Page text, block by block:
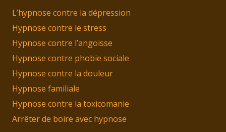
L’hypnose contre la dépression
Hypnose contre le stress
Hypnose contre l’angoisse
Hypnose contre phobie sociale
Hypnose contre la douleur
Hypnose familiale
Hypnose contre la toxicomanie
Arrêter de boire avec hypnose